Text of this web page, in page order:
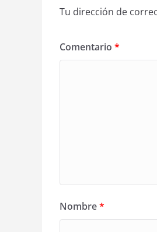
Tu dirección de
Comentario *
Nombre*